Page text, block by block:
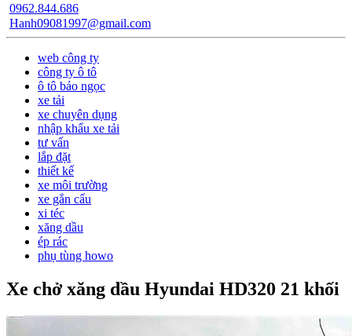
0962.844.686
Hanh09081997@gmail.com
web công ty
công ty ô tô
ô tô bảo ngọc
xe tải
xe chuyên dụng
nhập khẩu xe tải
tư vấn
lắp đặt
thiết kế
xe môi trường
xe gắn cẩu
xi téc
xăng dầu
ép rác
phụ tùng howo
Xe chở xăng dầu Hyundai HD320 21 khối